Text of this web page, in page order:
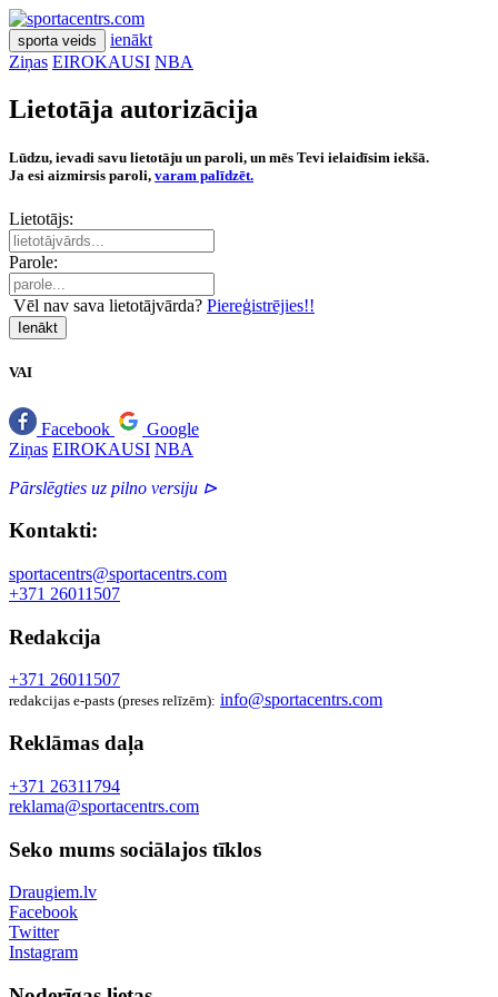
sporta veids
ienākt
Ziņas EIROKAUSI NBA
Lietotāja autorizācija
Lūdzu, ievadi savu lietotāju un paroli, un mēs Tevi ielaidīsim iekšā.
Ja esi aizmirsis paroli, varam palīdzēt.
Lietotājs:
Parole:
Vēl nav sava lietotājvārda? Piereģistrējies!!
Ienākt
VAI
Facebook
Google
Ziņas EIROKAUSI NBA
Pārslēgties uz pilno versiju ⊳
Kontakti:
sportacentrs@sportacentrs.com
+371 26011507
Redakcija
+371 26011507
redakcijas e-pasts (preses relīzēm): info@sportacentrs.com
Reklāmas daļa
+371 26311794
reklama@sportacentrs.com
Seko mums sociālajos tīklos
Draugiem.lv
Facebook
Twitter
Instagram